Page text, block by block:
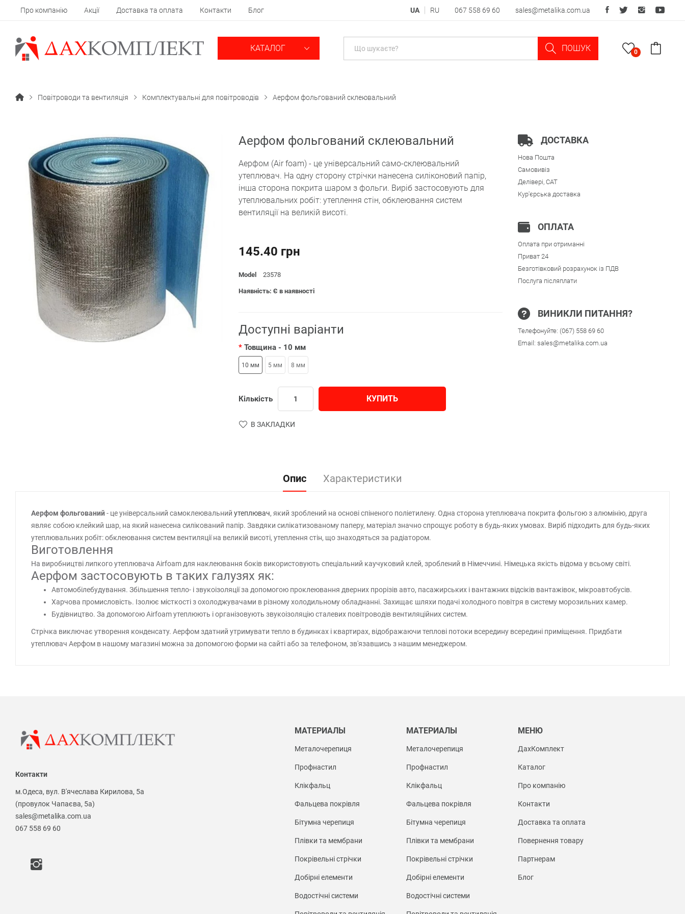
Про компанію Акції Доставка та оплата Контакти Блог UA RU 067 558 69 60 sales@metalika.com.ua
КАТАЛОГ ПОШУК 0
Повітроводи та вентиляція Комплектувальні для повітроводів Аерфом фольгований склеювальний
Аерфом фольгований склеювальний
Аерфом (Air foam) - це універсальний само-склеювальний
утеплювач. На одну сторону стрічки нанесена силіконовий папір,
інша сторона покрита шаром з фольги. Виріб застосовують для
утеплювальних робіт: утеплення стін, обклеювання систем
вентиляції на великій висоті.
145.40 грн
Model 23578
Наявність: Є в наявності
Доступні варіанти
Товщина - 10 мм
10 мм 5 мм 8 мм
Кількість КУПИТЬ
В ЗАКЛАДКИ
ДОСТАВКА
Нова Пошта
Самовивіз
Делівері, CAT
Кур'єрська доставка
ОПЛАТА
Оплата при отриманні
Приват 24
Безготівковий розрахунок із ПДВ
Послуга післяплати
ВИНИКЛИ ПИТАННЯ?
Телефонуйте: (067) 558 69 60
Email: sales@metalika.com.ua
Опис Характеристики
Аерфом фольгований- це універсальний самоклеювальний утеплювач, який зроблений на основі спіненого поліетилену. Одна сторона утеплювача покрита фольгою з алюмінію, друга
являє собою клейкий шар, на який нанесена силікований папір. Завдяки силікатизованому паперу, матеріал значно спрощує роботу в будь-яких умовах. Виріб підходить для будь-яких
утеплювальних робіт: обклеювання систем вентиляції на великій висоті, утеплення стін, що знаходяться за радіатором.
Виготовлення
На виробництві липкого утеплювача Airfoam для наклеювання боків використовують спеціальний каучуковий клей, зроблений в Німеччині. Німецька якість відома у всьому світі.
Аерфом застосовують в таких галузях як:
Автомобілебудування. Збільшення тепло- і звукоізоляції за допомогою проклеювання дверних прорізів авто, пасажирських і вантажних відсіків вантажівок, мікроавтобусів.
Харчова промисловість. Ізолює місткості з охолоджувачами в різному холодильному обладнанні. Захищає шляхи подачі холодного повітря в систему морозильних камер.
Будівництво. За допомогою Airfoam утеплюють і організовують звукоізоляцію сталевих повітроводів вентиляційних систем.
Стрічка виключає утворення конденсату. Аерфом здатний утримувати тепло в будинках і квартирах, відображаючи теплові потоки всередину всередині приміщення. Придбати
утеплювач Аерфом в нашому магазині можна за допомогою форми на сайті або за телефоном, зв'язавшись з нашим менеджером.
Контакти
м.Одеса, вул. В'ячеслава Кирилова, 5а
(провулок Чапаєва, 5а)
sales@metalika.com.ua
067 558 69 60
МАТЕРИАЛЫ
Металочерепиця
Профнастил
Клікфальц
Фальцева покрівля
Бітумна черепиця
Плівки та мембрани
Покрівельні стрічки
Добірні елементи
Водостічні системи
МАТЕРИАЛЫ
Металочерепиця
Профнастил
Клікфальц
Фальцева покрівля
Бітумна черепиця
Плівки та мембрани
Покрівельні стрічки
Добірні елементи
Водостічні системи
МЕНЮ
ДахКомплект
Каталог
Про компанію
Контакти
Доставка та оплата
Повернення товару
Партнерам
Блог